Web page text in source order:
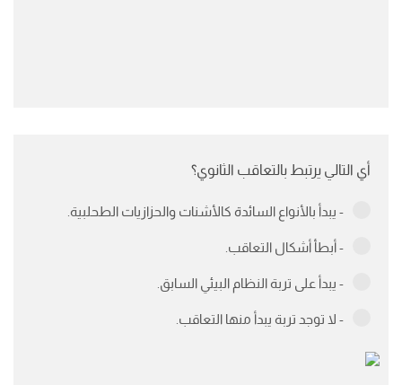
أي التالي يرتبط بالتعاقب الثانوي؟
- يبدأ بالأنواع السائدة كالأشنات والحزازيات الطحلبية.
- أبطأ أشكال التعاقب.
- يبدأ على تربة النظام البيئي السابق.
- لا توجد تربة يبدأ منها التعاقب.